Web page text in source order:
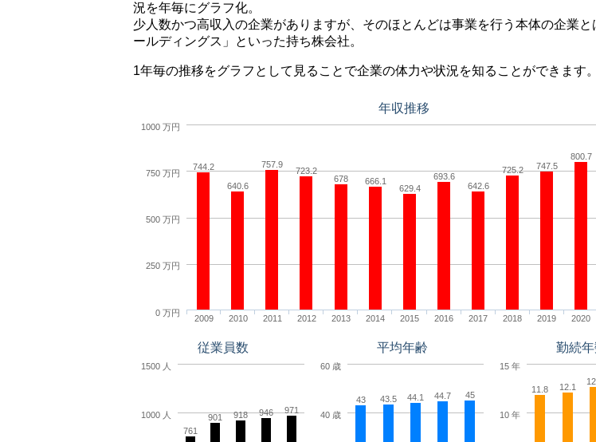
況を年毎にグラフ化。
少人数かつ高収入の企業がありますが、そのほとんどは事業を行う本体の企業と
ールディングス」といった持ち株会社。
1年毎の推移をグラフとして見ることで企業の体力や状況を知ることができます。
年収推移
744.2
640.6
757.9
723.2
678
666.1
629.4
693.6
642.6
725.2 747.5
800.7
2009 2010 2011 2012 2013 2014 2015 2016 2017 2018 2019 2020
0 万円
250 万円
500 万円
750 万円
1000 万円
従業員数
761
901 918 946 971
1000 人
1500 人
平均年齢
43 43.5 44.1 44.7 45
40 歳
60 歳
勤続
11.8 12.1
10 年
15 年